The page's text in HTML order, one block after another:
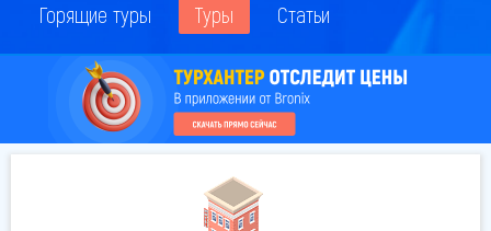
Горящие туры Туры Статьи